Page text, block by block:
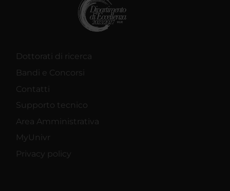
Dottorati di ricerca
Bandi e Concorsi
Contatti
Supporto tecnico
Area Amministrativa
MyUnivr
Privacy policy